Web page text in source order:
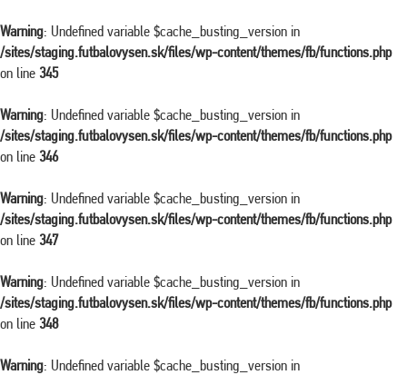
Warning: Undefined variable $cache_busting_version in
/sites/staging.futbalovysen.sk/files/wp-content/themes/fb/functions.php
on line 345
Warning: Undefined variable $cache_busting_version in
/sites/staging.futbalovysen.sk/files/wp-content/themes/fb/functions.php
on line 346
Warning: Undefined variable $cache_busting_version in
/sites/staging.futbalovysen.sk/files/wp-content/themes/fb/functions.php
on line 347
Warning: Undefined variable $cache_busting_version in
/sites/staging.futbalovysen.sk/files/wp-content/themes/fb/functions.php
on line 348
Warning: Undefined variable $cache_busting_version in